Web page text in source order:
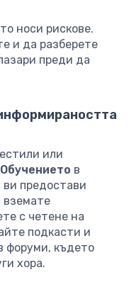
носи рискове.
и да разберете
преди да
или
Обучението в
предостави
с четене на
подкасти и
форуми, където
хора.